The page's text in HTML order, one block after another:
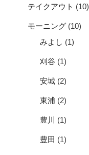
テイクアウト (10)
モーニング (10)
みよし (1)
刈谷 (1)
安城 (2)
東浦 (2)
豊川 (1)
豊田 (1)